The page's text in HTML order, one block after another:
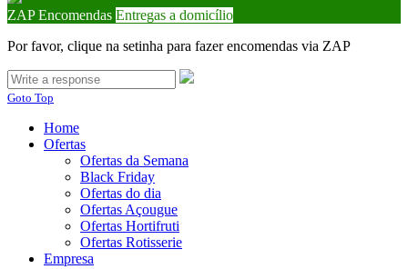
ZAP Encomendas Entregas a domicílio
Por favor, clique na setinha para fazer encomendas via ZAP
Goto Top
Home
Ofertas
Ofertas da Semana
Black Friday
Ofertas do dia
Ofertas Açougue
Ofertas Hortifruti
Ofertas Rotisserie
Empresa